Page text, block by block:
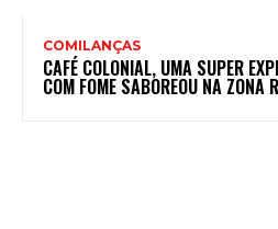
COMILANÇAS
CAFÉ COLONIAL, UMA SUPER
COM FOME SABOREOU NA ZONA